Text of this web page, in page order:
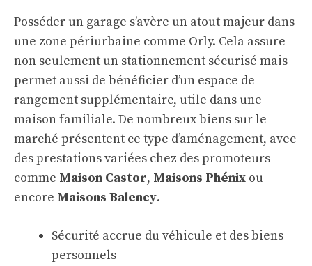
Posséder un garage s’avère un atout majeur dans
une zone périurbaine comme Orly. Cela assure
non seulement un stationnement sécurisé mais
permet aussi de bénéficier d’un espace de
rangement supplémentaire, utile dans une
maison familiale. De nombreux biens sur le
marché présentent ce type d’aménagement, avec
des prestations variées chez des promoteurs
comme Maison Castor, Maisons Phénix ou
encore Maisons Balency.
Sécurité accrue du véhicule et des biens
personnels